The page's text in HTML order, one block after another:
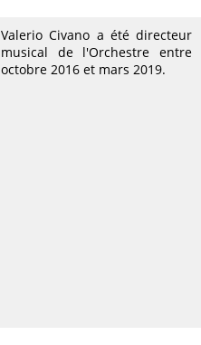
Valerio Civano a été directeur
musical de l'Orchestre entre
octobre 2016 et mars 2019.